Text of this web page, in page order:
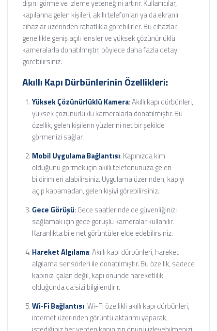
dışını görme ve izleme yeteneğini artırır. Kullanıcılar,
kapılarına gelen kişileri, akıllı telefonları ya da ekranlı
cihazlar üzerinden rahatlıkla görebilirler. Bu cihazlar,
genellikle geniş açılı lensler ve yüksek çözünürlüklü
kameralarla donatılmıştır, böylece daha fazla detay
görebilirsiniz.
Akıllı Kapı Dürbünlerinin Özellikleri:
Yüksek Çözünürlüklü Kamera: Akıllı kapı dürbünleri,
yüksek çözünürlüklü kameralarla donatılmıştır. Bu
özellik, gelen kişilerin yüzlerini net bir şekilde
görmenizi sağlar.
Mobil Uygulama Bağlantısı: Kapınızda kim
olduğunu görmek için akıllı telefonunuza gelen
bildirimleri alabilirsiniz. Uygulama üzerinden, kapıyı
açıp kapamadan, gelen kişiyi görebilirsiniz.
Gece Görüşü: Gece saatlerinde de güvenliğinizi
sağlamak için gece görüşlü kameralar kullanılır.
Karanlıkta bile net görüntüler elde edebilirsiniz.
Hareket Algılama: Akıllı kapı dürbünleri, hareket
algılama sensörleri ile donatılmıştır. Bu özellik, sadece
kapınızı çalan değil, kapı önünde hareketlilik
olduğunda da sizi bilgilendirir.
Wi-Fi Bağlantısı: Wi-Fi özellikli akıllı kapı dürbünleri,
internet üzerinden görüntü aktarımı yaparak,